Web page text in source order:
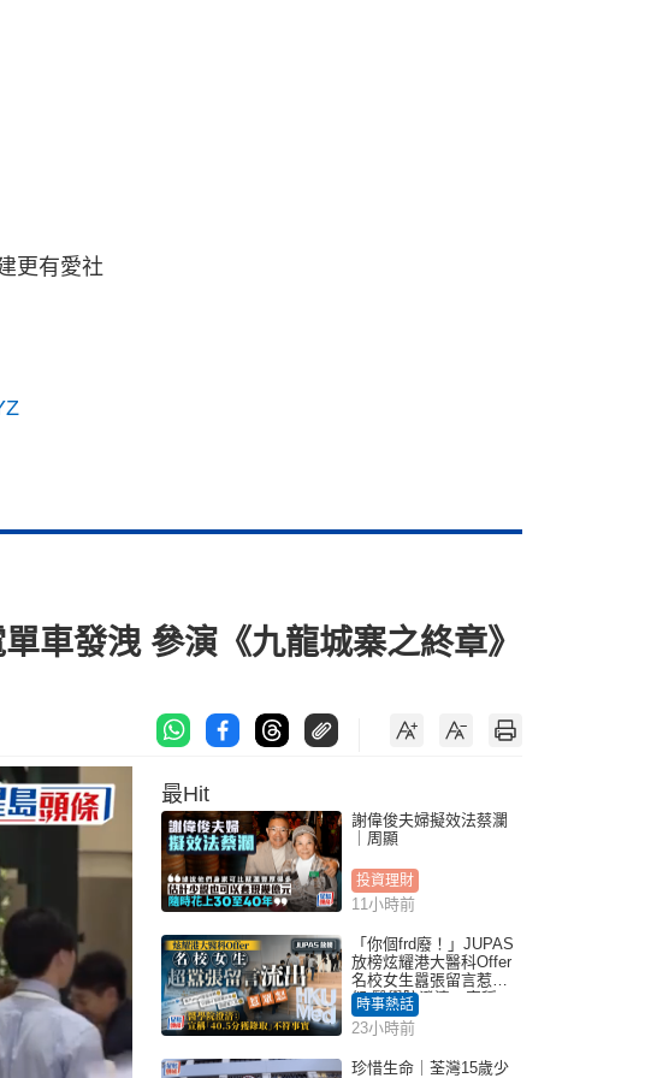
更有愛社
車發洩 參演《九龍城寨之終章》
最Hit
謝偉俊夫婦擬效法蔡瀾
｜周顯
投資理財
11小時前
「你個frd廢！」JUPAS
放榜炫耀港大醫科Offer
名校女生囂張留言惹眾
怒 醫學院澄清：宣稱
「40.5分獲錄取」不符事
實｜Juicy叮
時事熱話
23小時前
珍惜生命｜荃灣15歲少